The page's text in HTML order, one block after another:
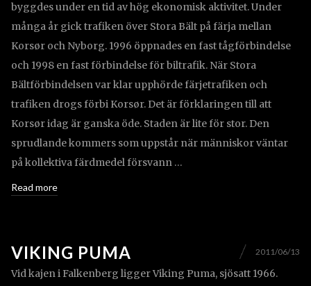
byggdes under en tid av hög ekonomisk aktivitet. Under
många år gick trafiken över Stora Bält på färja mellan
Korsør och Nyborg. 1996 öppnades en fast tågförbindelse
och 1998 en fast förbindelse för biltrafik. När Stora
Bältförbindelsen var klar upphörde färjetrafiken och
trafiken drogs förbi Korsør. Det är förklaringen till att
Korsør idag är ganska öde. Staden är lite för stor. Den
sprudlande kommers som uppstår när människor väntar
på kollektiva färdmedel försvann …
Read more
VIKING PUMA 2011/06/13
Vid kajen i Falkenberg ligger Viking Puma, sjösatt 1966.